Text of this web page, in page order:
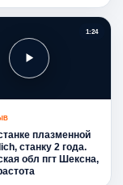
1:24
плазменной
станку 2 года.
обл пгт Шексна,